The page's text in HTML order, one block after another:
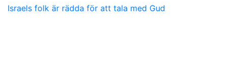
Israels folk är rädda för att tala med Gud